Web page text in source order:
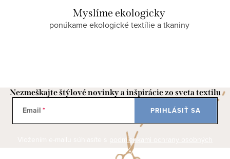
Myslíme ekologicky
ponúkame ekologické textílie a tkaniny
Nezmeškajte štýlové novinky a inšpirácie zo sveta textilu
Email
podmienkami ochrany osobných
údajov
PRIHLÁSIŤ SA